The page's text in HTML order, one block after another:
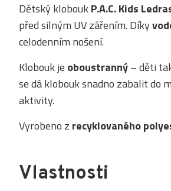
Dětský kloboukP.A.C. Kids
před silným UV zářením. Díky
celodenním nošení.
Klobouk je oboustranný– děti
se dá klobouk snadno zabalit do
aktivity.
Vyrobeno z recyklovaného
Vlastnosti